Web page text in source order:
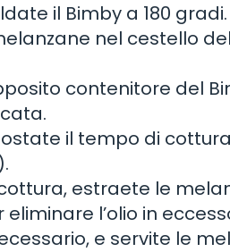
il Bimby a 180 gradi.
nel cestello
contenitore del
il tempo di
estraete le
l’olio in
e servite le